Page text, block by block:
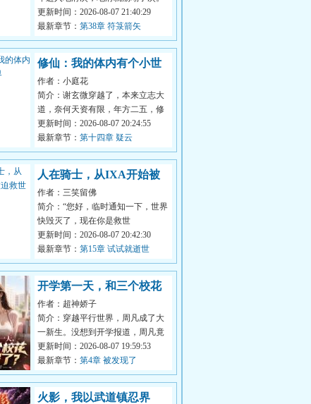
因此他得出一个结论:地府不欢迎
他。后来...
更新时间：2026-08-07 21:40:29
最新章节： 第38章 符箓箭矢
修仙：我的体内有个小世
界
作者：小庭花
简介：谢玄微穿越了，本来立志大
道，奈何天资有限，年方二五，修
为也才不过炼气二层。正当他感叹
仙道艰难...
更新时间：2026-08-07 20:24:55
最新章节： 第十四章 疑云
人在骑士，从IXA开始被
迫救世
作者：三笑留佛
简介：“您好，临时通知一下，世界
快毁灭了，现在你是救世
主。”“啊？我？我吗？（纯特摄，
只骑士，不兼...
更新时间：2026-08-07 20:42:30
最新章节： 第15章 试试就逝世
开学第一天，和三个校花
同居了？
作者：超神娇子
简介：穿越平行世界，周凡成了大
一新生。没想到开学报道，周凡竟
然和三个校花住进了一间宿舍。一
开始周凡...
更新时间：2026-08-07 19:59:53
最新章节： 第4章 被发现了
火影，我以武道镇忍界